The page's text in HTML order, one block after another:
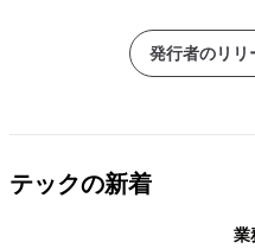
発行者のリリ
テックの新着
業